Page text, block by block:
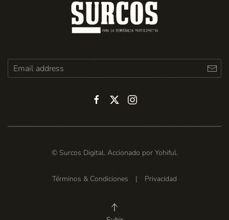
© Surcos Digital. Accionado por Yohiful.
Términos & Condiciones | Privacidad